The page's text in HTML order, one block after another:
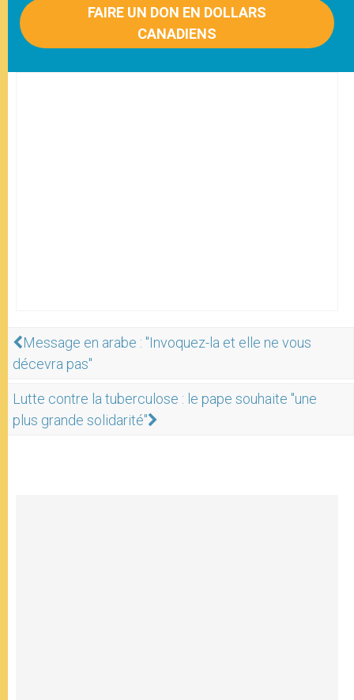
FAIRE UN DON EN DOLLARS
CANADIENS
Message en arabe : "Invoquez-la et elle ne vous
décevra pas"
Lutte contre la tuberculose : le pape souhaite "une
plus grande solidarité"